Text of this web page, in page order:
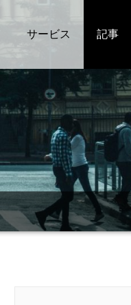
サービス 記事